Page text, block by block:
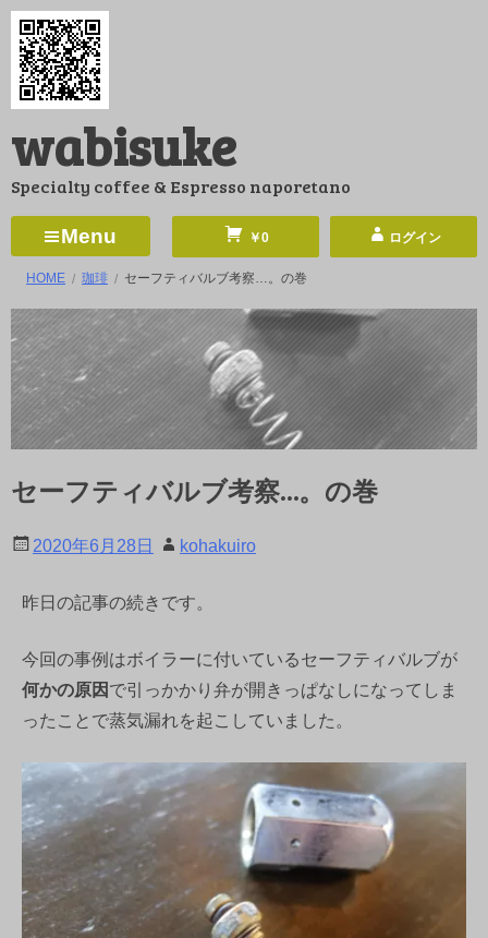
コ
ン
ツ
ス
ッ
wabisuke
Specialty coffee & Espresso naporetano
Menu ￥0 ログイン
HOME 珈琲 セーフティバルブ考察…。の巻
セーフティバルブ考察…。の巻
2020年6月28日 kohakuiro
昨日の記事の続きです。
今回の事例はボイラーに付いているセーフティバルブが
何かの原因 で引っかかり弁が開きっぱなしになってしま
ったことで蒸気漏れを起こしていました。